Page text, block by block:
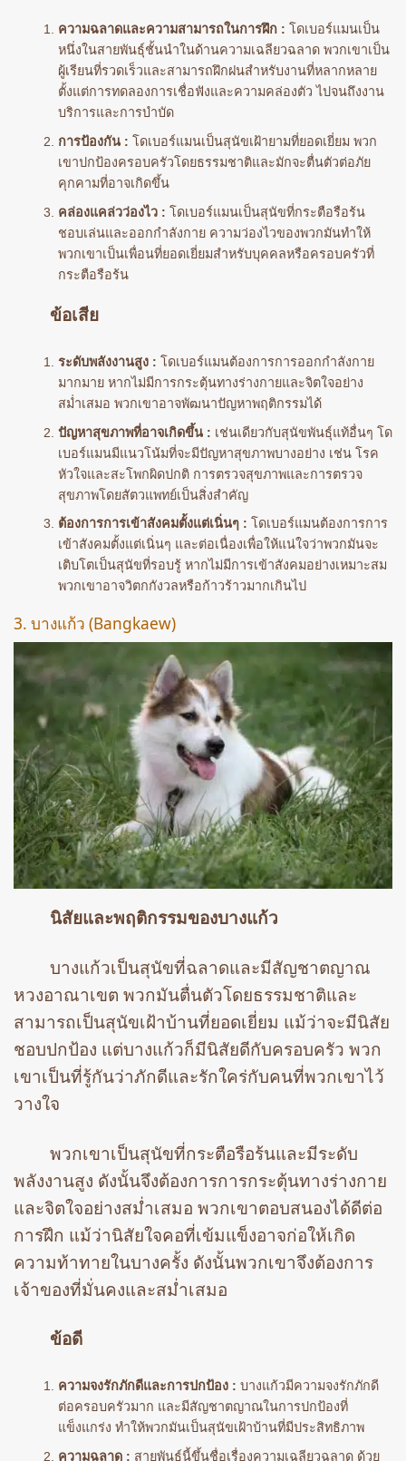
ความฉลาดและความสามารถในการฝึก : โดเบอร์แมนเป็น
หนึ่งในสายพันธุ์ชั้นนำในด้านความเฉลียวฉลาด พวกเขาเป็น
ผู้เรียนที่รวดเร็วและสามารถฝึกฝนสำหรับงานที่หลากหลาย
ตั้งแต่การทดลองการเชื่อฟังและความคล่องตัว ไปจนถึงงาน
บริการและการบำบัด
การป้องกัน : โดเบอร์แมนเป็นสุนัขเฝ้ายามที่ยอดเยี่ยม พวก
เขาปกป้องครอบครัวโดยธรรมชาติและมักจะตื่นตัวต่อภัย
คุกคามที่อาจเกิดขึ้น
คล่องแคล่วว่องไว : โดเบอร์แมนเป็นสุนัขที่กระตือรือร้น
ชอบเล่นและออกกำลังกาย ความว่องไวของพวกมันทำให้
พวกเขาเป็นเพื่อนที่ยอดเยี่ยมสำหรับบุคคลหรือครอบครัวที่
กระตือรือร้น
ข้อเสีย
ระดับพลังงานสูง : โดเบอร์แมนต้องการการออกกำลังกาย
มากมาย หากไม่มีการกระตุ้นทางร่างกายและจิตใจอย่าง
สม่ำเสมอ พวกเขาอาจพัฒนาปัญหาพฤติกรรมได้
ปัญหาสุขภาพที่อาจเกิดขึ้น : เช่นเดียวกับสุนัขพันธุ์แท้อื่นๆ โด
เบอร์แมนมีแนวโน้มที่จะมีปัญหาสุขภาพบางอย่าง เช่น โรค
หัวใจและสะโพกผิดปกติ การตรวจสุขภาพและการตรวจ
สุขภาพโดยสัตวแพทย์เป็นสิ่งสำคัญ
ต้องการการเข้าสังคมตั้งแต่เนิ่นๆ : โดเบอร์แมนต้องการการ
เข้าสังคมตั้งแต่เนิ่นๆ และต่อเนื่องเพื่อให้แน่ใจว่าพวกมันจะ
เติบโตเป็นสุนัขที่รอบรู้ หากไม่มีการเข้าสังคมอย่างเหมาะสม
พวกเขาอาจวิตกกังวลหรือก้าวร้าวมากเกินไป
3. บางแก้ว (Bangkaew)
นิสัยและพฤติกรรมของบางแก้ว
บางแก้วเป็นสุนัขที่ฉลาดและมีสัญชาตญาณ
หวงอาณาเขต พวกมันตื่นตัวโดยธรรมชาติและ
สามารถเป็นสุนัขเฝ้าบ้านที่ยอดเยี่ยม แม้ว่าจะมีนิสัย
ชอบปกป้อง แต่บางแก้วก็มีนิสัยดีกับครอบครัว พวก
เขาเป็นที่รู้กันว่าภักดีและรักใคร่กับคนที่พวกเขาไว้
วางใจ
พวกเขาเป็นสุนัขที่กระตือรือร้นและมีระดับ
พลังงานสูง ดังนั้นจึงต้องการการกระตุ้นทางร่างกาย
และจิตใจอย่างสม่ำเสมอ พวกเขาตอบสนองได้ดีต่อ
การฝึก แม้ว่านิสัยใจคอที่เข้มแข็งอาจก่อให้เกิด
ความท้าทายในบางครั้ง ดังนั้นพวกเขาจึงต้องการ
เจ้าของที่มั่นคงและสม่ำเสมอ
ข้อดี
ความจงรักภักดีและการปกป้อง : บางแก้วมีความจงรักภักดี
ต่อครอบครัวมาก และมีสัญชาตญาณในการปกป้องที่
แข็งแกร่ง ทำให้พวกมันเป็นสุนัขเฝ้าบ้านที่มีประสิทธิภาพ
ความฉลาด : สายพันธุ์นี้ขึ้นชื่อเรื่องความเฉลียวฉลาด ด้วย